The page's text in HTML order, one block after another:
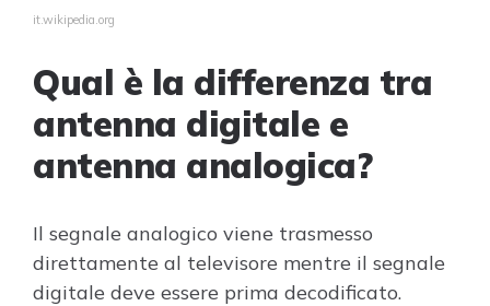
it.wikipedia.org
Qual è la differenza tra
antenna digitale e
antenna analogica?
Il segnale analogico viene trasmesso
direttamente al televisore mentre il segnale
digitale deve essere prima decodificato.